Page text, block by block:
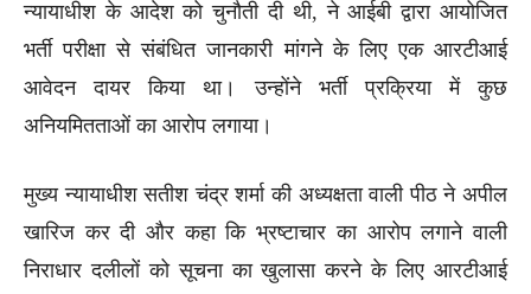
न्यायाधीश के आदेश को चुनौती दी थी, ने आईबी द्वारा आयोजित
भर्ती परीक्षा से संबंधित जानकारी मांगने के लिए एक आरटीआई
आवेदन दायर किया था। उन्होंने भर्ती प्रक्रिया में कुछ
अनियमितताओं का आरोप लगाया।
मुख्य न्यायाधीश सतीश चंद्र शर्मा की अध्यक्षता वाली पीठ ने अपील
खारिज कर दी और कहा कि भ्रष्टाचार का आरोप लगाने वाली
निराधार दलीलों को सूचना का खुलासा करने के लिए आरटीआई